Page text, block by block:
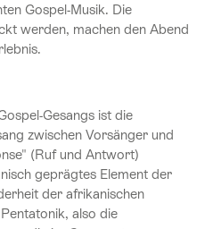
Gospel-Musik. Die
werden, machen den Abend
Gesangs ist die
zwischen Vorsänger und
(Ruf und Antwort)
geprägtes Element der
der afrikanischen
also die